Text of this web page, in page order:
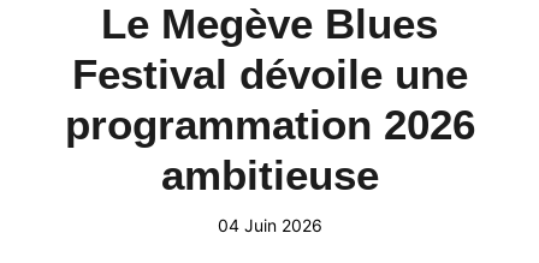
Le Megève Blues
Festival dévoile une
programmation 2026
ambitieuse
04 Juin 2026